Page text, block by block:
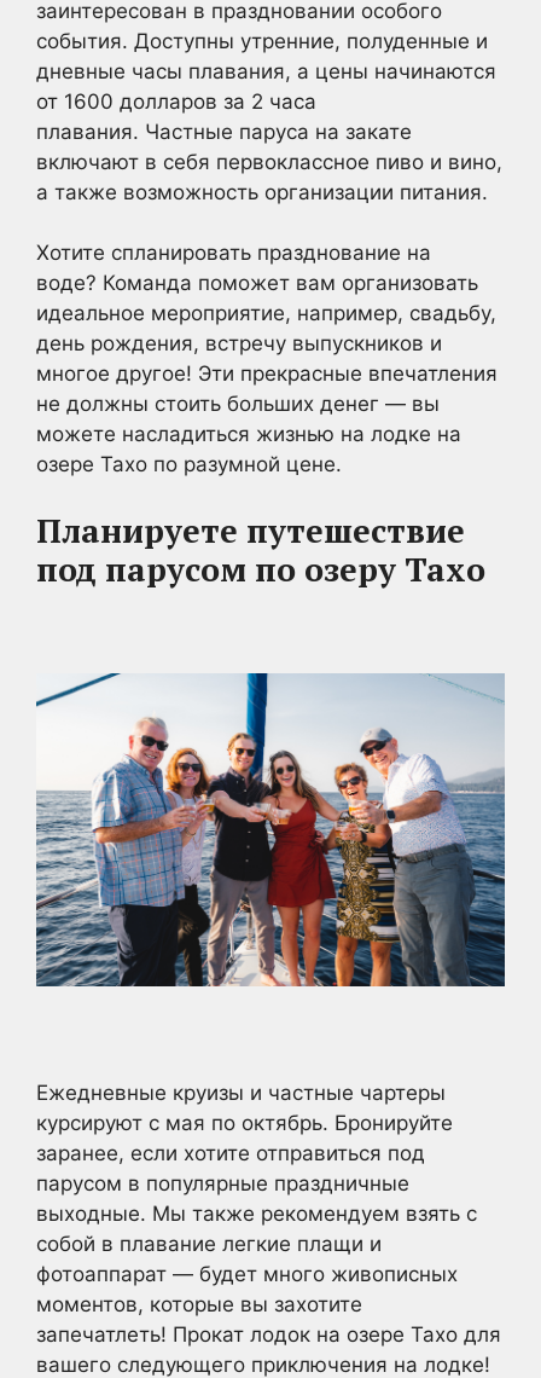
заинтересован в праздновании особого
события. Доступны утренние, полуденные и
дневные часы плавания, а цены начинаются
от 1600 долларов за 2 часа
плавания. Частные паруса на закате
включают в себя первоклассное пиво и вино,
а также возможность организации питания.
Хотите спланировать празднование на
воде? Команда поможет вам организовать
идеальное мероприятие, например, свадьбу,
день рождения, встречу выпускников и
многое другое! Эти прекрасные впечатления
не должны стоить больших денег — вы
можете насладиться жизнью на лодке на
озере Тахо по разумной цене.
Планируете путешествие
под парусом по озеру Тахо
Ежедневные круизы и частные чартеры
курсируют с мая по октябрь. Бронируйте
заранее, если хотите отправиться под
парусом в популярные праздничные
выходные. Мы также рекомендуем взять с
собой в плавание легкие плащи и
фотоаппарат — будет много живописных
моментов, которые вы захотите
запечатлеть! Прокат лодок на озере Тахо для
вашего следующего приключения на лодке!